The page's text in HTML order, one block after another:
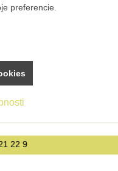
22 9
preferencie.